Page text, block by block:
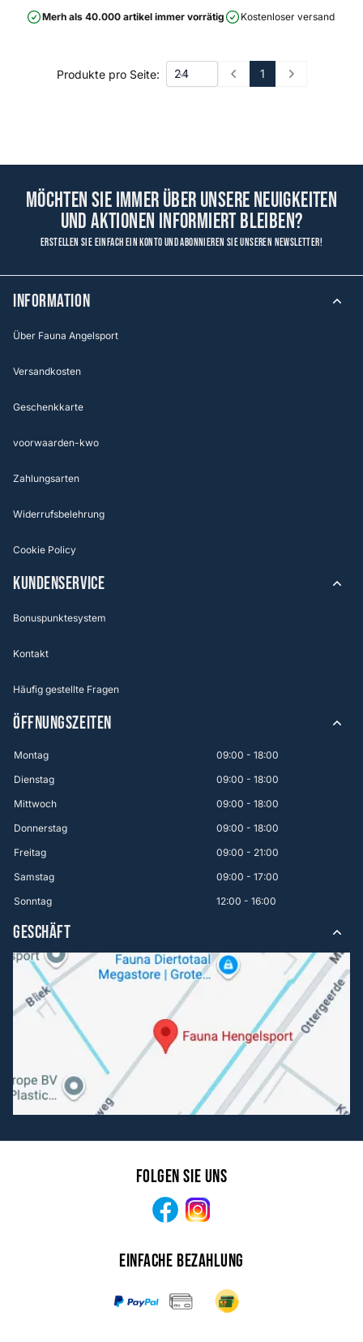
Merh als 40.000 artikel immer vorrätig Kostenloser versand ab
Produkte pro Seite: Prev 1 Next
Möchten Sie immer über unsere Neuigkeiten
und Aktionen informiert bleiben?
Erstellen Sie einfach ein Konto und abonnieren Sie unseren Newsletter!
Information
Über Fauna Angelsport
Versandkosten
Geschenkkarte
voorwaarden-kwo
Zahlungsarten
Widerrufsbelehrung
Cookie Policy
KUNDENSERVICE
Bonuspunktesystem
Kontakt
Häufig gestellte Fragen
ÖFFNUNGSZEITEN
Montag
09:00 - 18:00
Dienstag
09:00 - 18:00
Mittwoch
09:00 - 18:00
Donnerstag
09:00 - 18:00
Freitag
09:00 - 21:00
Samstag
09:00 - 17:00
Sonntag
12:00 - 16:00
GESCHÄFT
Folgen Sie uns
Facebook
Einfache Bezahlung